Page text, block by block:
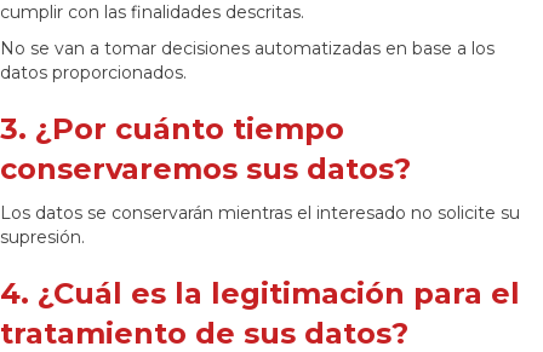
cumplir con las finalidades descritas.
No se van a tomar decisiones automatizadas en base a los
datos proporcionados.
3. ¿Por cuánto tiempo
conservaremos sus datos?
Los datos se conservarán mientras el interesado no solicite su
supresión.
4. ¿Cuál es la legitimación para el
tratamiento de sus datos?